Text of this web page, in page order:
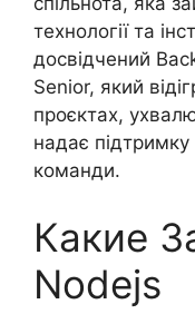
технології та
досвідчений
Senior, який
проєктах,
надає
команди.
Какие
Nodejs